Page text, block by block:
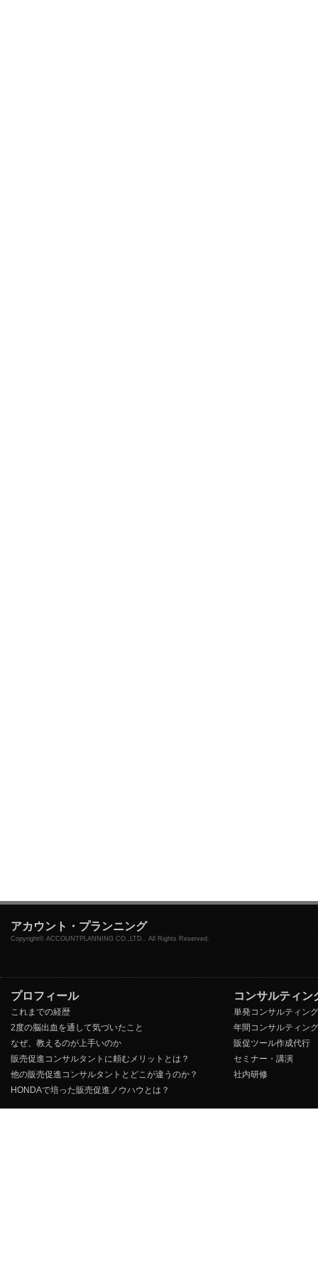
アカウント・プランニング
Copyright© ACCOUNTPLANNING CO.,LTD.. All Rights Reserved.
プロフィール
これまでの経歴
2度の脳出血を通して気づいたこと
なぜ、教えるのが上手いのか
販売促進コンサルタントに頼むメリットとは？
他の販売促進コンサルタントとどこが違うのか？
HONDAで培った販売促進ノウハウとは？
コンサルティン
単発コンサルティング
年間コンサルティング
販促ツール作成代行
セミナー・講演
社内研修